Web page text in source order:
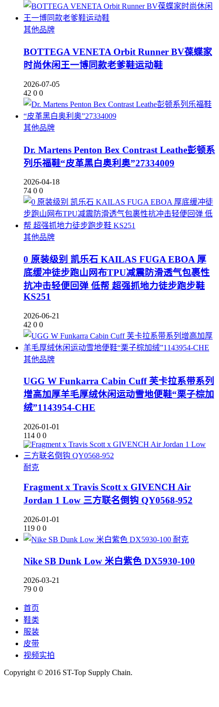
其他品牌
BOTTEGA VENETA Orbit Runner BV葆蝶家
时尚休闲王一博同款老爹鞋运动鞋
2026-07-05
42 0 0
其他品牌
Dr. Martens Penton Bex Contrast Leathe彭顿系
列乐福鞋“皮革黑白奥利奥”27334009
2026-04-18
74 0 0
其他品牌
0 原装级别 凯乐石 KAILAS FUGA EBOA 厚
底缓冲徒步跑山网布TPU减震防滑透气包裹性
抗冲击轻便回弹 低帮 超强抓地力徒步跑步鞋
KS251
2026-06-21
42 0 0
其他品牌
UGG W Funkarra Cabin Cuff 芙卡拉系带系列
增高加厚羊毛厚绒休闲运动雪地便鞋“栗子棕加
绒”1143954-CHE
2026-01-01
114 0 0
耐克
Fragment x Travis Scott x GIVENCH Air
Jordan 1 Low 三方联名倒钩 QY0568-952
2026-01-01
119 0 0
耐克
Nike SB Dunk Low 米白紫色 DX5930-100
2026-03-21
79 0 0
首页
鞋类
服装
皮带
视频实拍
Copyright © 2016 ST-Top Supply Chain.